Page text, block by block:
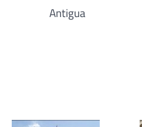
Antigua